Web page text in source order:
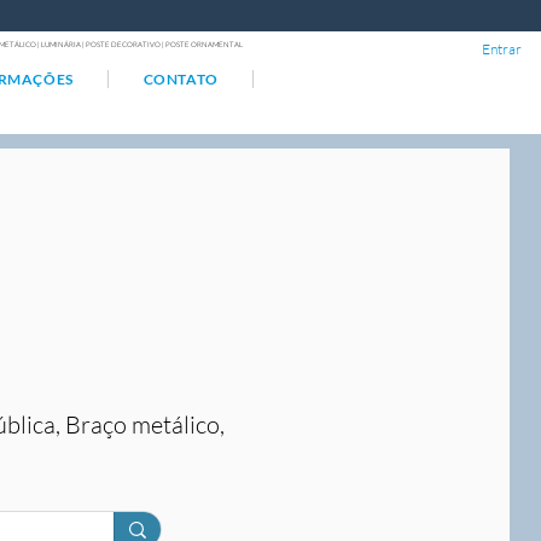
| LUMINÁRIA | POSTE DECORATIVO | POSTE ORNAMENTAL
CONTATO
Entrar
Braço metálico,